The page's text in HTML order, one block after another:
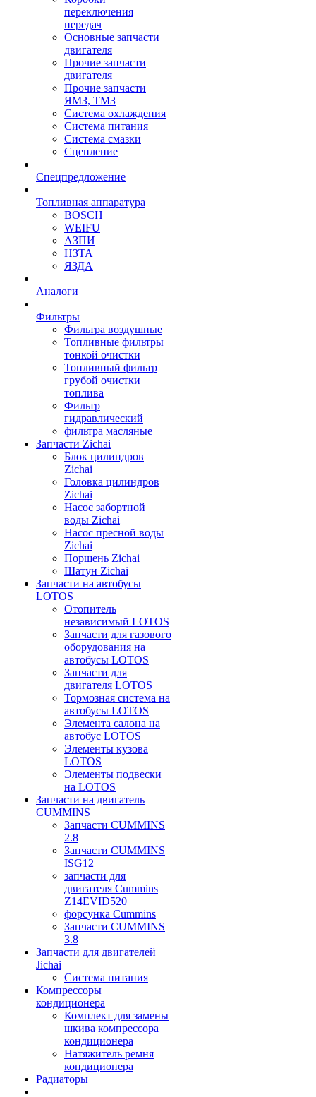
переключения
передач
Основные запчасти
двигателя
Прочие запчасти
двигателя
Прочие запчасти
ЯМЗ, ТМЗ
Система охлаждения
Система питания
Система смазки
Сцепление
Спецпредложение
Топливная аппаратура
BOSCH
WEIFU
АЗПИ
НЗТА
ЯЗДА
Аналоги
Фильтры
Фильтра воздушные
Топливные фильтры
тонкой очистки
Топливный фильтр
грубой очистки
топлива
Фильтр
гидравлический
фильтра масляные
Запчасти Zichai
Блок цилиндров
Zichai
Головка цилиндров
Zichai
Насос забортной
воды Zichai
Насос пресной воды
Zichai
Поршень Zichai
Шатун Zichai
Запчасти на автобусы
LOTOS
Отопитель
независимый LOTOS
Запчасти для газового
оборудования на
автобусы LOTOS
Запчасти для
двигателя LOTOS
Тормозная система на
автобусы LOTOS
Элемента салона на
автобус LOTOS
Элементы кузова
LOTOS
Элементы подвески
на LOTOS
Запчасти на двигатель
CUMMINS
Запчасти CUMMINS
2.8
Запчасти CUMMINS
ISG12
запчасти для
двигателя Cummins
Z14EVID520
форсунка Cummins
Запчасти CUMMINS
3.8
Запчасти для двигателей
Jichai
Система питания
Компрессоры
кондиционера
Комплект для замены
шкива компрессора
кондиционера
Натяжитель ремня
кондиционера
Радиаторы